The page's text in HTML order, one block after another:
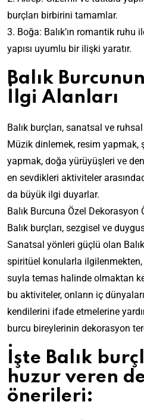
burçları birbirini tamamlar.
3. Boğa: Balık’ın romantik ruhu
yapısı uyumlu bir ilişki yaratır.
Balık
İlgi Alanları
Balık burçları, sanatsal ve
Müzik dinlemek, resim yapmak,
yapmak, doğa yürüyüşleri ve
en sevdikleri aktiviteler
da büyük ilgi duyarlar.
Balık Burcuna Özel Dekorasyon
Balık burçları, sezgisel ve
Sanatsal yönleri güçlü olan
spiritüel konularla
suyla temas halinde olmaktan
bu aktiviteler, onların iç
kendilerini ifade etmelerine
burcu bireylerinin dekorasyon
İşte Balık
huzur veren
önerileri: